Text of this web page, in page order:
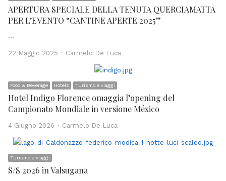
APERTURA SPECIALE DELLA TENUTA QUERCIAMATTA
PER L’EVENTO “CANTINE APERTE 2025”
…
22 Maggio 2025 Author
Carmelo De Luca
Food & Beverage Hotels Turismo e viaggi
Hotel Indigo Florence omaggia l’opening del
Campionato Mondiale in versione México
4 Giugno 2026 Author
Carmelo De Luca
Turismo e viaggi
S/S 2026 in Valsugana